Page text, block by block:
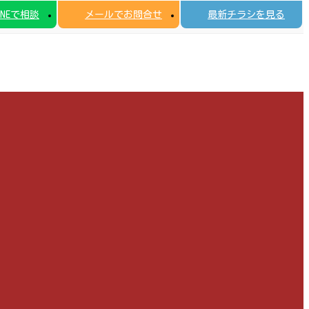
で相談 メールでお問合せ 最新チラシを見る